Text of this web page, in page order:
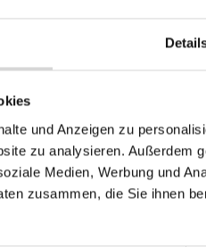
und Anzeigen zu
zu analysieren. Außerdem
Medien, Werbung und
zusammen, die Sie ihnen
USB
s